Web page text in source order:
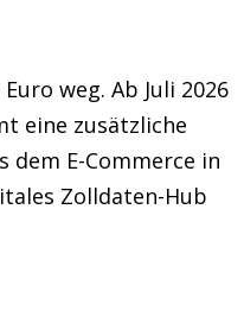
weg. Ab Juli 2026
eine zusätzliche
dem E-Commerce in
Zolldaten-Hub